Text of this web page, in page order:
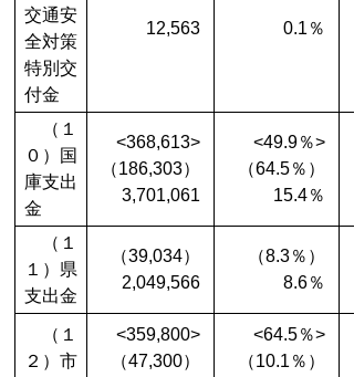
交通安
全対策
特別交
付金
12,563 0.1％
（１
０）国
庫支出
金
<368,613>
（186,303）
3,701,061
<49.9％>
（64.5％）
15.4％
（１
１）県
支出金
（39,034）
2,049,566
（8.3％）
8.6％
（１
２）市
<359,800>
（47,300）
<64.5％>
（10.1％）